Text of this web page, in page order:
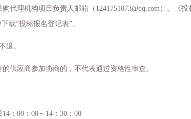
代理机构项目负责人邮箱（ 1241751873@qq.com）。《
载“投标报名登记表”。
退。
供应商参加协商的，不代表通过资格性审查。
14：00：00～14：30：00